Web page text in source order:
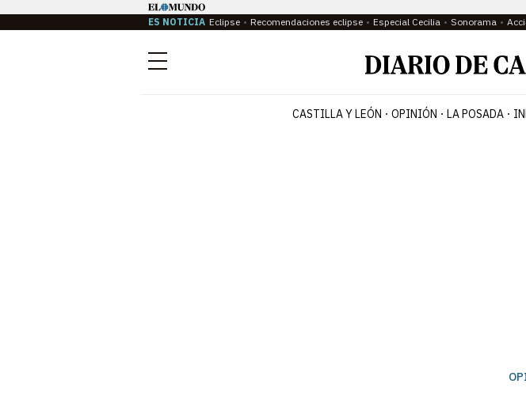
ES NOTICIA Eclipse Recomendaciones eclipse Especial Cecilia Sonorama
Menú
CASTILLA Y LEÓN OPINIÓN LA POSADA